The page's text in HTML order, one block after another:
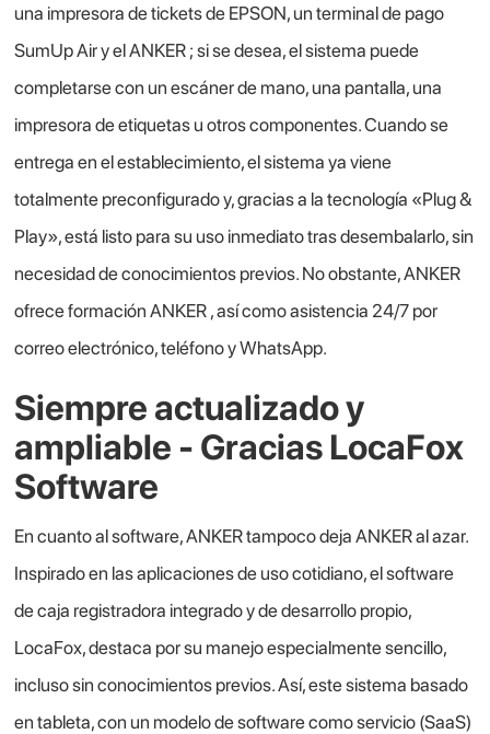
una impresora de tickets de EPSON, un terminal de pago
SumUp Air y el ANKER ; si se desea, el sistema puede
completarse con un escáner de mano, una pantalla, una
impresora de etiquetas u otros componentes. Cuando se
entrega en el establecimiento, el sistema ya viene
totalmente preconfigurado y, gracias a la tecnología «Plug &
Play», está listo para su uso inmediato tras desembalarlo, sin
necesidad de conocimientos previos. No obstante, ANKER
ofrece formación ANKER , así como asistencia 24/7 por
correo electrónico, teléfono y WhatsApp.
Siempre actualizado y
ampliable - Gracias LocaFox
Software
En cuanto al software, ANKER tampoco deja ANKER al azar.
Inspirado en las aplicaciones de uso cotidiano, el software
de caja registradora integrado y de desarrollo propio,
LocaFox, destaca por su manejo especialmente sencillo,
incluso sin conocimientos previos. Así, este sistema basado
en tableta, con un modelo de software como servicio (SaaS)